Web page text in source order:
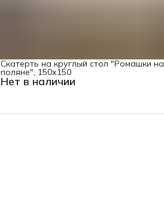
Нет в наличии
Скатерть на круглый стол "Ромашки на
поляне", 150х150